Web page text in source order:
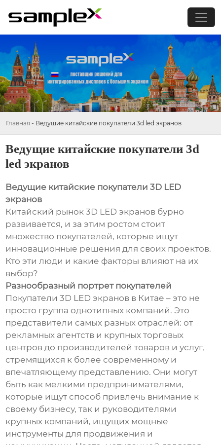
Главная - Ведущие китайские покупатели 3d led экранов
Ведущие китайские покупатели 3d
led экранов
Ведущие китайские покупатели 3D LED
экранов
Китайский рынок 3D LED экранов бурно
развивается, и за этим ростом стоит
множество покупателей, которые ищут
инновационные решения для своих проектов.
Кто эти люди и какие факторы влияют на их
выбор?
Разнообразный портрет покупателей
Покупатели 3D LED экранов в Китае – это не
просто группа однотипных компаний. Это
представители самых разных отраслей: от
рекламных агентств и крупных торговых
центров до производителей товаров и услуг,
стремящихся к более современному и
впечатляющему представлению. Они могут
быть как мелкими предпринимателями,
которые ищут способ привлечь внимание к
своему бизнесу, так и руководителями
крупных компаний, ищущих мощные
инструменты для продвижения и